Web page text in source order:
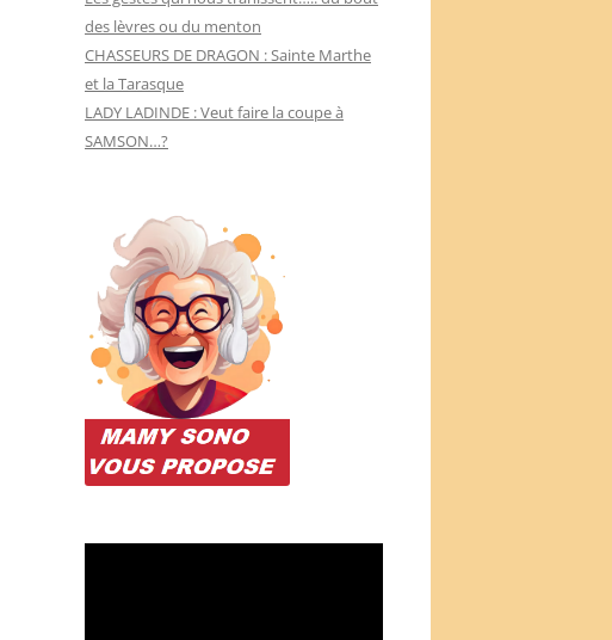
des lèvres ou du menton
CHASSEURS DE DRAGON : Sainte Marthe
et la Tarasque
LADY LADINDE : Veut faire la coupe à
SAMSON…?